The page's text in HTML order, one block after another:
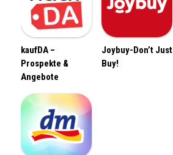
kaufDA –
Prospekte &
Angebote
Joybuy-Don’t Just
Buy!